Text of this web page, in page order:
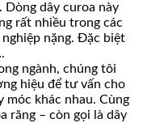
dây curoa này
rất nhiều trong các
nặng. Đặc biệt
ngành, chúng tôi
hiệu để tư vấn cho
móc khác nhau. Cùng
răng – còn gọi là dây